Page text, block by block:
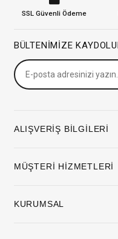
SSL Güvenli Ödeme
BÜLTENIMIZE
ALIŞVERİŞ BİLGİLERİ
MÜŞTERİ HİZMETLERİ
KURUMSAL